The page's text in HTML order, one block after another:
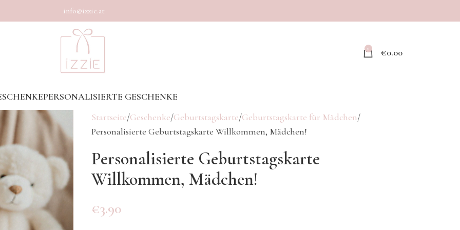
info@izzie.at
0 €0.00
PERSONALISIERTE GESCHENKE
Startseite Geschenke Geburtstagskarte Geburtstagskarte für Mädchen
Personalisierte Geburtstagskarte Willkommen, Mädchen!
Personalisierte Geburtstagskarte
Willkommen, Mädchen!
€3.90